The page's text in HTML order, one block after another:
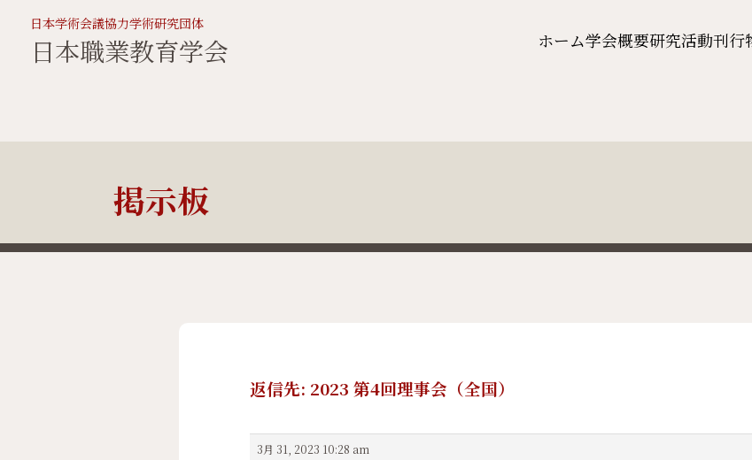
日本学術会議協力学術研究団体
日本職業教育学会 ホーム学会概要研究活動刊行
掲示板
返信先: 2023 第4回理事会（全国）
3月 31, 2023 10:28 am